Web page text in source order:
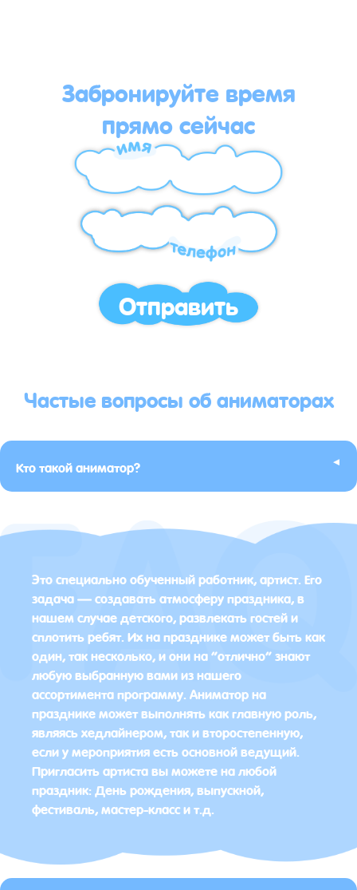
Забронируйте время
прямо сейчас
Отправить
Частые вопросы об аниматорах
Кто такой аниматор? ▸
Это специально обученный работник, артист. Его
задача — создавать атмосферу праздника, в
нашем случае детского, развлекать гостей и
сплотить ребят. Их на празднике может быть как
один, так несколько, и они на “отлично” знают
любую выбранную вами из нашего
ассортимента программу. Аниматор на
празднике может выполнять как главную роль,
являясь хедлайнером, так и второстепенную,
если у мероприятия есть основной ведущий.
Пригласить артиста вы можете на любой
праздник: День рождения, выпускной,
фестиваль, мастер-класс и т.д.